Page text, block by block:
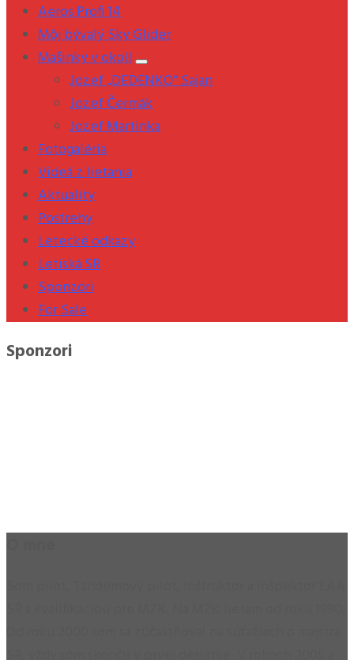
Aeros Profi 14
Môj bývalý Sky Glider
Mašinky v okolí
Jozef „DEDENKO“ Sajan
Jozef Čermák
Jozef Martinka
Fotogaléria
Videá z lietania
Aktuality
Postrehy
Letecké odkazy
Letiská SR
Sponzori
For Sale
Sponzori